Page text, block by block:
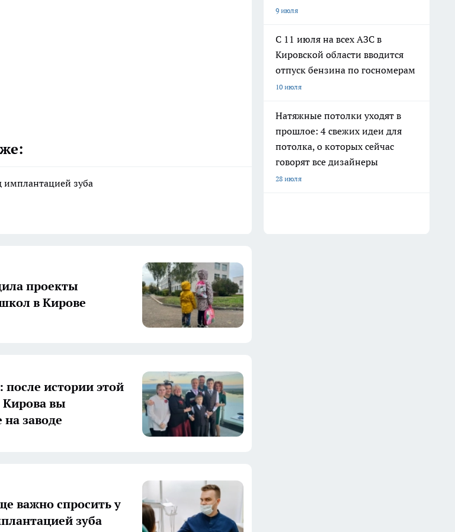
имплантацией зуба
9 июля
С 11 июля на всех АЗС в
Кировской области вводится
отпуск бензина по госномерам
10 июля
Натяжные потолки уходят в
прошлое: 4 свежих идеи для
потолка, о которых сейчас
говорят все дизайнеры
28 июля
проекты
в Кирове
после истории этой
Кирова вы
на заводе
важно спросить у
зуба